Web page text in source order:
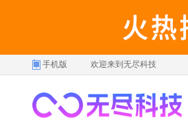
手机版 欢迎来到无尽科技